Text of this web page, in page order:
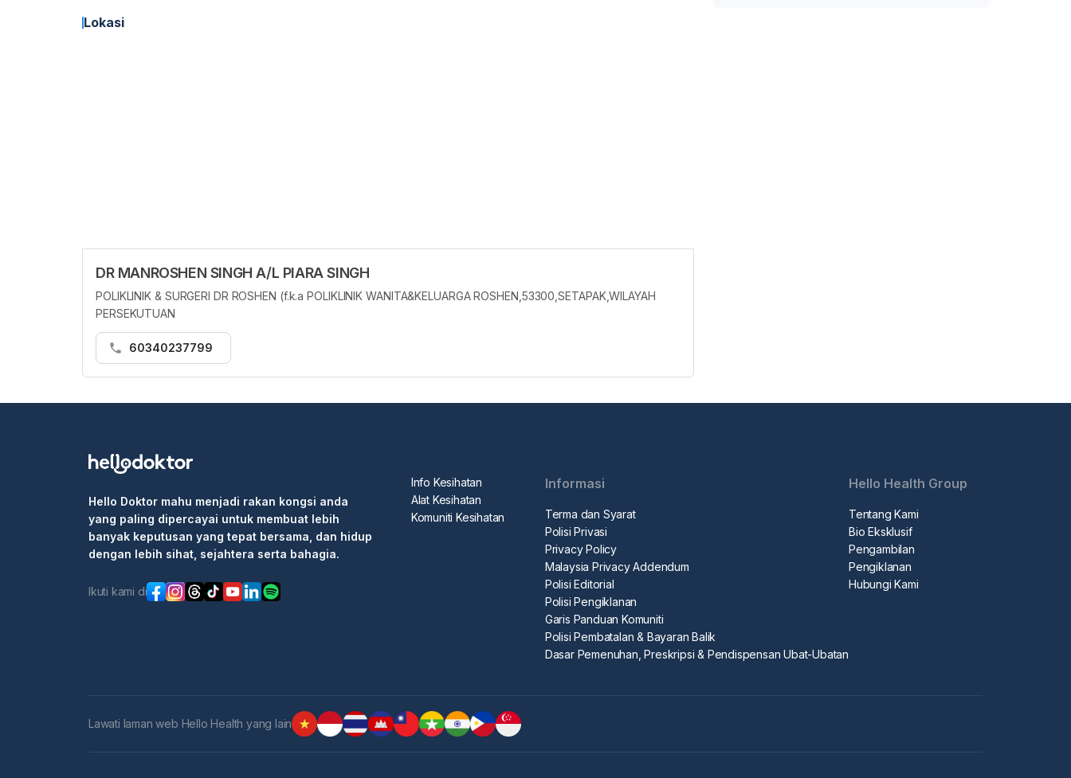
Lokasi
DR MANROSHEN SINGH A/L PIARA SINGH
POLIKLINIK & SURGERI DR ROSHEN (f.k.a POLIKLINIK WANITA&KELUARGA ROSHEN,53300,SETAPAK,WILAYAH
PERSEKUTUAN
60340237799
Hello Doktor mahu menjadi rakan kongsi anda
yang paling dipercayai untuk membuat lebih
banyak keputusan yang tepat bersama, dan hidup
dengan lebih sihat, sejahtera serta bahagia.
Ikuti kami di
Info Kesihatan
Alat Kesihatan
Komuniti Kesihatan
Informasi
Terma dan Syarat
Polisi Privasi
Privacy Policy
Malaysia Privacy Addendum
Polisi Editorial
Polisi Pengiklanan
Garis Panduan Komuniti
Polisi Pembatalan & Bayaran Balik
Dasar Pemenuhan, Preskripsi & Pendispensan Ubat-Ubatan
Hello Health Group
Tentang Kami
Bio Eksklusif
Pengambilan
Pengiklanan
Hubungi Kami
Lawati laman web Hello Health yang lain